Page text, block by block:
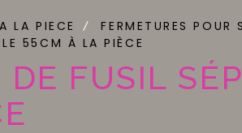
LA PIECE
FERMETURES POUR
55CM À LA PIÈCE
FUSIL